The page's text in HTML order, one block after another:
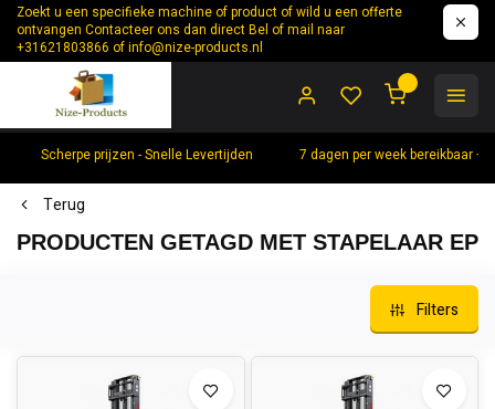
Zoekt u een specifieke machine of product of wild u een offerte
ontvangen Contacteer ons dan direct Bel of mail naar
+31621803866 ofinfo@nize-products.nl
Scherpe prijzen - Snelle Levertijden 7 dagen per week bereikbaar
Terug
PRODUCTEN GETAGD MET STAPELAAR EP
Filters